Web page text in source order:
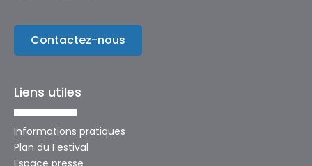
Contactez-nous
Liens utiles
Informations pratiques
Plan du Festival